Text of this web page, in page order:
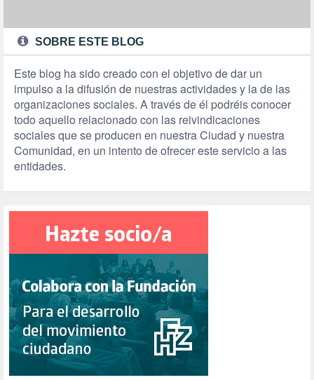
SOBRE ESTE BLOG
Este blog ha sido creado con el objetivo de dar un
impulso a la difusión de nuestras actividades y la de las
organizaciones sociales. A través de él podréis conocer
todo aquello relacionado con las reivindicaciones
sociales que se producen en nuestra Ciudad y nuestra
Comunidad, en un intento de ofrecer este servicio a las
entidades.